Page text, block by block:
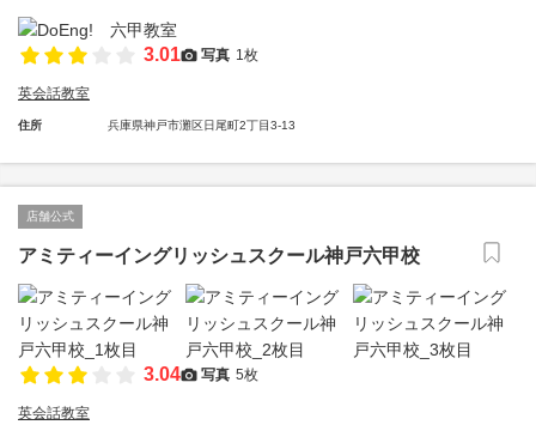
3.01 写真 1枚
英会話教室
住所 兵庫県神戸市灘区日尾町2丁目3-13
店舗公式
アミティーイングリッシュスクール神戸六甲校
3.04 写真 5枚
英会話教室